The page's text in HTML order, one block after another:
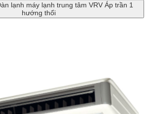
lạnh máy lạnh trung tâm VRV Áp trần 1
hướng thổi